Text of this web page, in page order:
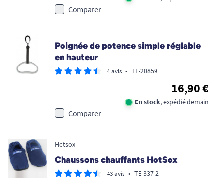
Comparer
Poignée de potence simple réglable
en hauteur
4 avis • TE-20859
16,90 €
En stock, expédié demain
Comparer
Hotsox
Chaussons chauffants HotSox
43 avis • TE-337-2